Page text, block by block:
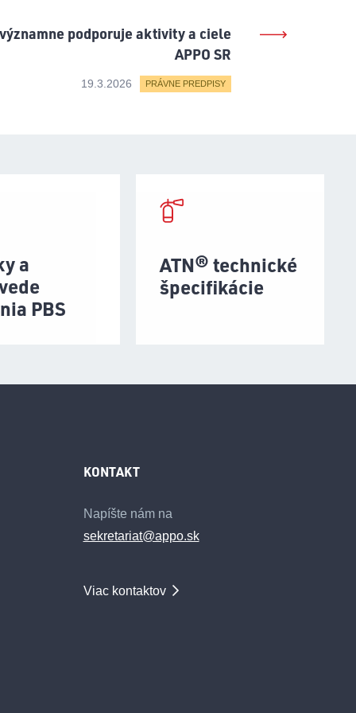
podporuje aktivity a ciele
APPO SR
19.3.2026 PRÁVNE PREDPISY
a
PBS
ATN® technické
špecifikácie
KONTAKT
Napíšte nám na
sekretariat@appo.sk
Viac kontaktov